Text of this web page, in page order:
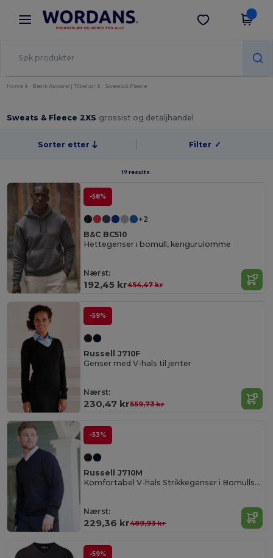
× Wordans-app
Bedre priser i appen!
Last ned app
Home Blank Apparel | Tilbehør Sweats & Fleece
Sweats & Fleece 2XS grossist og detaljhandel
Sorter etter Filter ✓
17 results.
-58%
+2
B&C BC510
Hettegenser i bomull, kengurulomme
Nærst:
192,45 kr454,47 kr
-59%
Russell J710F
Genser med V-hals til jenter
Nærst:
230,47 kr559,73 kr
-53%
Russell J710M
Komfortabel V-hals Strikkegenser i Bomullsblanding
Nærst:
229,36 kr489,93 kr
-59%